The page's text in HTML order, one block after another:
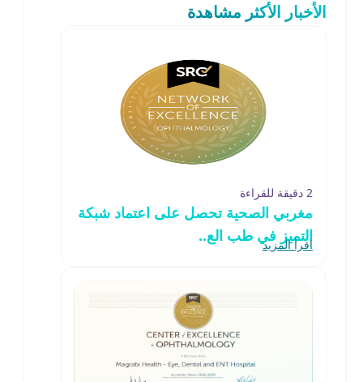
الأخبار الأكثر مشاهدة
2 دقيقة للقراءة
مغربي الصحية تحصل على اعتماد شبكة
التميز في طب الع..
اقرأ المزيد